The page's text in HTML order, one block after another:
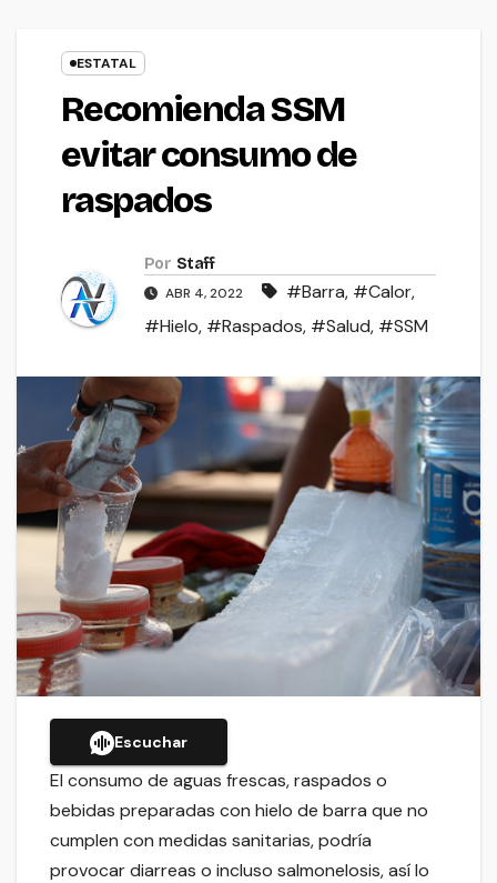
ESTATAL
Recomienda SSM
evitar consumo de
raspados
Por Staff
ABR 4, 2022 #Barra, #Calor,
#Hielo, #Raspados, #Salud, #SSM
Escuchar
El consumo de aguas frescas, raspados o
bebidas preparadas con hielo de barra que no
cumplen con medidas sanitarias, podría
provocar diarreas o incluso salmonelosis, así lo